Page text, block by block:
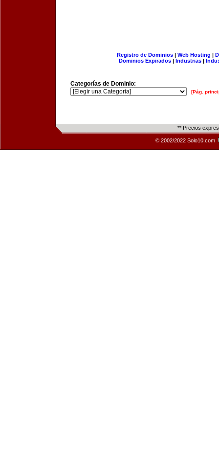
Registro de Dominios| Web Hosting |
Dominios Expirados | Industrias |
Categorías de Dominio:
[Pág.
** Precios
© 2002/2022 Solo10.com